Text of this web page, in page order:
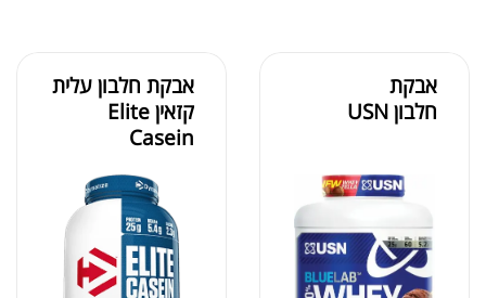
אבקת חלבון הידרוליזט איזולט
אבקת
חלבון USN
אבקת חלבון עלית
קזאין Elite
Casein